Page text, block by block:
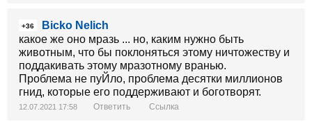
+36
Bicko Nelich
какое же оно мразь ... но, каким нужно быть
животным, что бы поклоняться этому ничтожеству и
поддакивать этому мразотному вранью.
Проблема не пуЙло, проблема десятки миллионов
гнид, которые его поддерживают и боготворят.
12.07.2021 17:58 Ответить Ссылка